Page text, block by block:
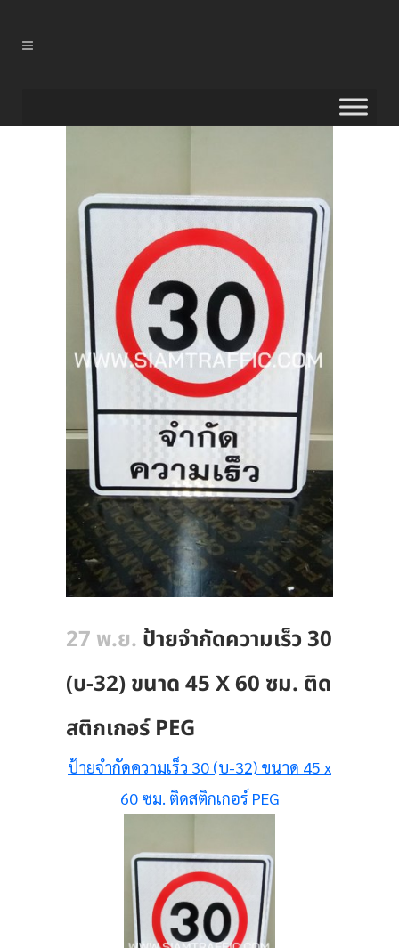
27 พ.ย. ป้ายจำกัดความเร็ว 30
(บ-32) ขนาด 45 X 60 ซม. ติด
สติกเกอร์ PEG
ป้ายจำกัดความเร็ว 30 (บ-32) ขนาด 45 x
60 ซม. ติดสติกเกอร์ PEG